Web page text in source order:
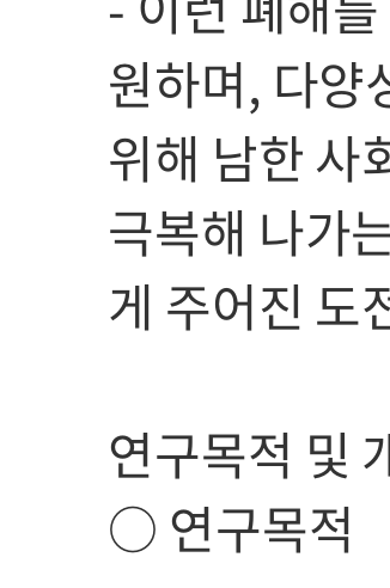
원하며, 다양
위해 남한 사
극복해 나가
게 주어진 도
연구목적 및
○ 연구목적